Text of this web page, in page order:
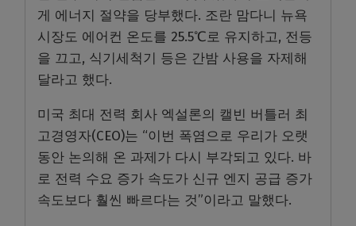
게 에너지 절약을 당부했다. 조란 맘다니 뉴욕
시장도 에어컨 온도를 25.5℃로 유지하고, 전등
을 끄고, 식기세척기 등은 간밤 사용을 자제해
달라고 했다.
미국 최대 전력 회사 엑설론의 캘빈 버틀러 최
고경영자(CEO)는 “이번 폭염으로 우리가 오랫
동안 논의해 온 과제가 다시 부각되고 있다. 바
로 전력 수요 증가 속도가 신규 엔지 공급 증가
속도보다 훨씬 빠르다는 것”이라고 말했다.